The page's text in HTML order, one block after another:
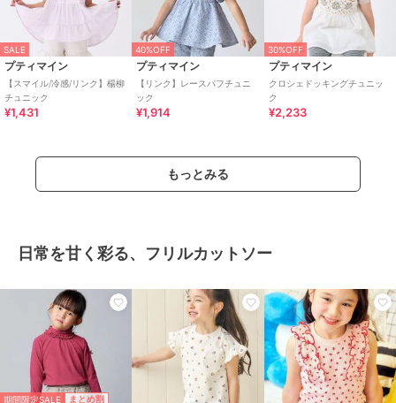
SALE
プティマイン
【スマイル/冷感/リンク】楊柳
チュニック
¥1,431
40%OFF
プティマイン
【リンク】レースパフチュニ
ック
¥1,914
30%OFF
プティマイン
クロシェドッキングチュニッ
ク
¥2,233
もっとみる
日常を甘く彩る、フリルカットソー
期間限定SALE まとめ割